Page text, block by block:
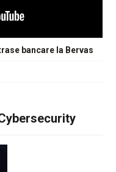
bancare la Bervas